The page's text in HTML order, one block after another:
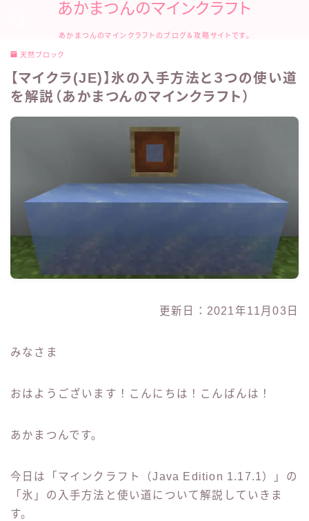
あかまつんのマインクラフト
あかまつんのマインクラフトのブログ＆攻略サイトです。
天然ブロック
【マイクラ(JE)】氷の入手方法と３つの使い道
を解説（あかまつんのマインクラフト）
更新日：2021年11月03日
みなさま
おはようございます！こんにちは！こんばんは！
あかまつんです。
今日は「マインクラフト（Java Edition 1.17.1）」の
「氷」の入手方法と使い道について解説していきま
す。